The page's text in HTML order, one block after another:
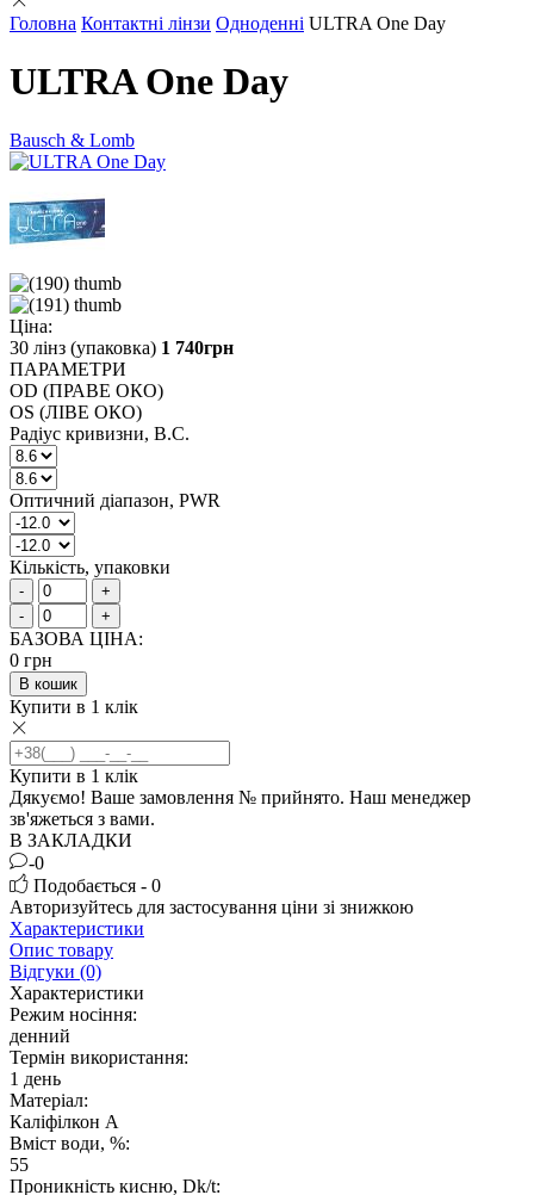
Головна Контактні лінзи Одноденні ULTRA One Day
ULTRA One Day
Bausch & Lomb
Ціна:
30 лінз (упаковка) 1 740грн
ПАРАМЕТРИ
OD (ПРАВЕ ОКО)
OS (ЛІВЕ ОКО)
Радіус кривизни, B.C.
Оптичний діапазон, PWR
Кількість, упаковки
-
+
-
+
БАЗОВА ЦІНА:
0 грн
В кошик
Купити в 1 клік
Купити в 1 клік
Дякуємо! Ваше замовлення № прийнято. Наш менеджер
зв'яжеться з вами.
В ЗАКЛАДКИ
-0
Подобається - 0
Авторизуйтесь для застосування ціни зі знижкою
Характеристики
Опис товару
Відгуки (0)
Характеристики
Режим носіння:
денний
Термін використання:
1 день
Матеріал:
Каліфілкон А
Вміст води, %:
55
Проникність кисню, Dk/t: